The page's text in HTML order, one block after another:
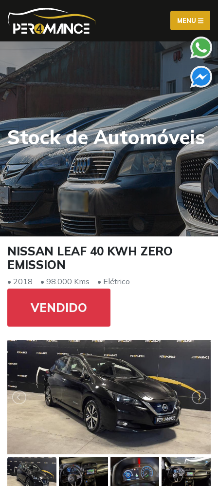
MENU
Stock de Automóveis
NISSAN LEAF 40 KWH ZERO
EMISSION
• 2018 • 98.000 Kms • Elétrico
VENDIDO